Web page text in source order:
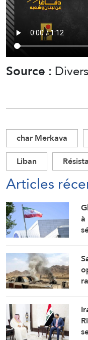
Source :Divers
char Merkava
Liban
Articles